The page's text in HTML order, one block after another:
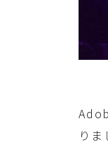
りま